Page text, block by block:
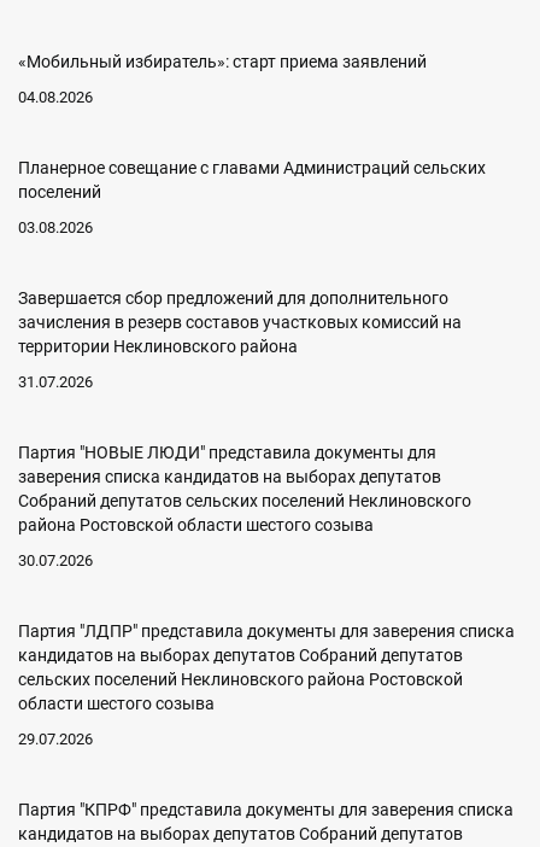
«Мобильный избиратель»: старт приема заявлений
04.08.2026
Планерное совещание с главами Администраций сельских
поселений
03.08.2026
Завершается сбор предложений для дополнительного
зачисления в резерв составов участковых комиссий на
территории Неклиновского района
31.07.2026
Партия "НОВЫЕ ЛЮДИ" представила документы для
заверения списка кандидатов на выборах депутатов
Собраний депутатов сельских поселений Неклиновского
района Ростовской области шестого созыва
30.07.2026
Партия "ЛДПР" представила документы для заверения списка
кандидатов на выборах депутатов Собраний депутатов
сельских поселений Неклиновского района Ростовской
области шестого созыва
29.07.2026
Партия "КПРФ" представила документы для заверения списка
кандидатов на выборах депутатов Собраний депутатов